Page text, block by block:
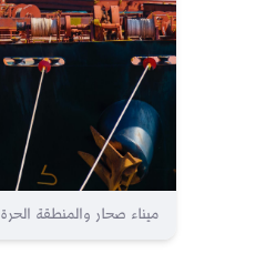
ميناء صحار والمنطقة الحرة